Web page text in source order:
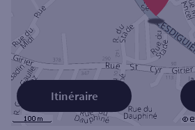
Itinéraire